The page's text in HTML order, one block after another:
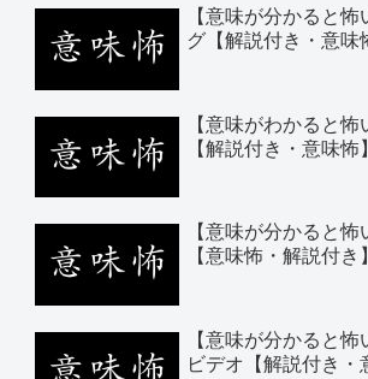
【意味が分かると
グ【解説付き・意味
【意味がわかると
【解説付き・意味怖】
【意味が分かると
【意味怖・解説付き】
【意味が分かると
ビデオ【解説付き・